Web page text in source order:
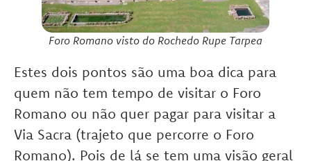
Foro Romano visto do Rochedo Rupe Tarpea
Estes dois pontos são uma boa dica para
quem não tem tempo de visitar o Foro
Romano ou não quer pagar para visitar a
Via Sacra (trajeto que percorre o Foro
Romano). Pois de lá se tem uma visão geral